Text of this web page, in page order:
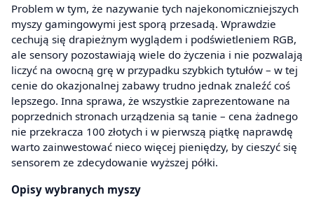
Problem w tym, że nazywanie tych najekonomiczniejszych
myszy gamingowymi jest sporą przesadą. Wprawdzie
cechują się drapieżnym wyglądem i podświetleniem RGB,
ale sensory pozostawiają wiele do życzenia i nie pozwalają
liczyć na owocną grę w przypadku szybkich tytułów – w tej
cenie do okazjonalnej zabawy trudno jednak znaleźć coś
lepszego. Inna sprawa, że wszystkie zaprezentowane na
poprzednich stronach urządzenia są tanie – cena żadnego
nie przekracza 100 złotych i w pierwszą piątkę naprawdę
warto zainwestować nieco więcej pieniędzy, by cieszyć się
sensorem ze zdecydowanie wyższej półki.
Opisy wybranych myszy